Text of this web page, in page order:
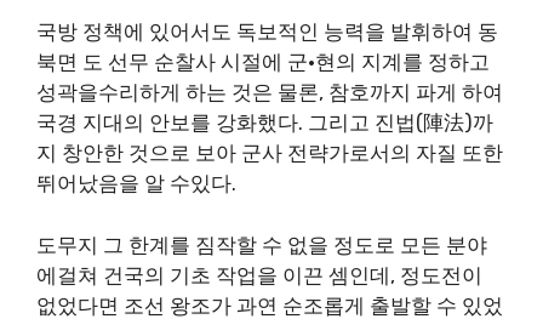
국방 정책에 있어서도 독보적인 능력을 발휘하여 동
북면 도 선무 순찰사 시절에 군·현의 지계를 정하고
성곽을수리하게 하는 것은 물론, 참호까지 파게 하여
국경 지대의 안보를 강화했다. 그리고 진법(陣法)까
지 창안한 것으로 보아 군사 전략가로서의 자질 또한
뛰어났음을 알 수있다.
도무지 그 한계를 짐작할 수 없을 정도로 모든 분야
에걸쳐 건국의 기초 작업을 이끈 셈인데, 정도전이
없었다면 조선 왕조가 과연 순조롭게 출발할 수 있었